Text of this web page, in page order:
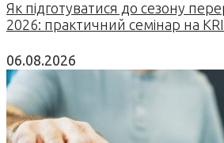
Як підготуватися до сезону
2026: практичний семінар на
06.08.2026